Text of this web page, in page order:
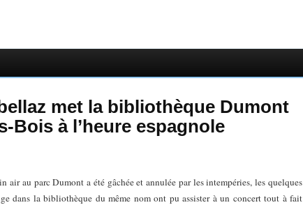
met la bibliothèque Dumont
Bois à l’heure espagnole
air au parc Dumont a été gâchée et annulée par les intempéries, les quelques
dans la bibliothèque du même nom ont pu assister à un concert tout à fait